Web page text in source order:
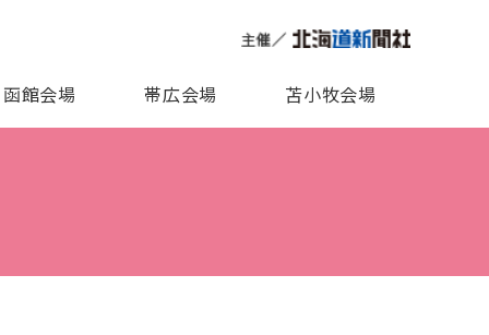
函館会場 帯広会場 苫小牧会場